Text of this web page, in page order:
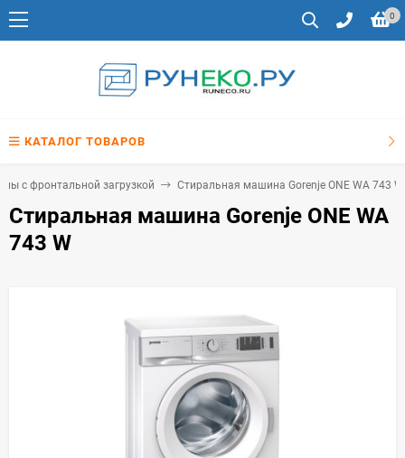
0
КАТАЛОГ ТОВАРОВ
с фронтальной загрузкой Стиральная машина Gorenje ONE WA 743 W
Стиральная машина Gorenje ONE WA
743 W